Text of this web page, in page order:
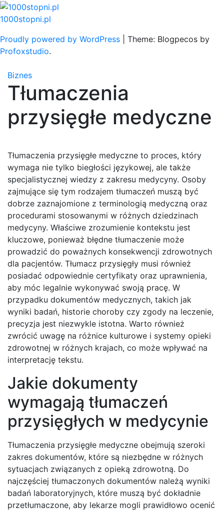
Skip
to
1000stopni.pl
Proudly powered by WordPress
Theme: Blogpecos by
Profoxstudio.
Biznes
Tłumaczenia
przysięgłe medyczne
Tłumaczenia przysięgłe medyczne to proces, który
wymaga nie tylko biegłości językowej, ale także
specjalistycznej wiedzy z zakresu medycyny. Osoby
zajmujące się tym rodzajem tłumaczeń muszą być
dobrze zaznajomione z terminologią medyczną oraz
procedurami stosowanymi w różnych dziedzinach
medycyny. Właściwe zrozumienie kontekstu jest
kluczowe, ponieważ błędne tłumaczenie może
prowadzić do poważnych konsekwencji zdrowotnych
dla pacjentów. Tłumacz przysięgły musi również
posiadać odpowiednie certyfikaty oraz uprawnienia,
aby móc legalnie wykonywać swoją pracę. W
przypadku dokumentów medycznych, takich jak
wyniki badań, historie choroby czy zgody na leczenie,
precyzja jest niezwykle istotna. Warto również
zwrócić uwagę na różnice kulturowe i systemy opieki
zdrowotnej w różnych krajach, co może wpływać na
interpretację tekstu.
Jakie dokumenty
wymagają tłumaczeń
przysięgłych w medycynie
Tłumaczenia przysięgłe medyczne obejmują szeroki
zakres dokumentów, które są niezbędne w różnych
sytuacjach związanych z opieką zdrowotną. Do
najczęściej tłumaczonych dokumentów należą wyniki
badań laboratoryjnych, które muszą być dokładnie
przetłumaczone, aby lekarze mogli prawidłowo ocenić